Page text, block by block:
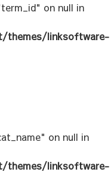
on null in
themes/linksoftware-
on null in
themes/linksoftware-